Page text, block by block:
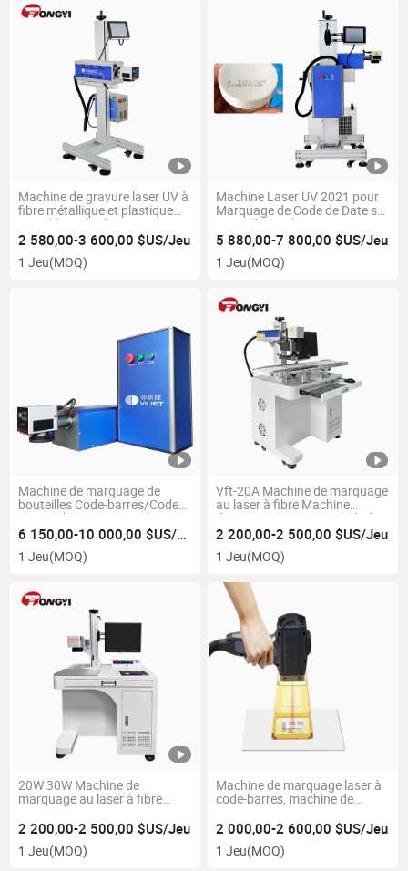
Machine de gravure laser UV à
fibre métallique et plastique
portable intégrée tout-en-un
multifonction CO2 pour le
marquage et l'impression
industriels
2 580,00-3 600,00 $US/Jeu
1 Jeu(MOQ)
Machine Laser UV 2021 pour
Marquage de Code de Date sur
Bouteille en Plastique en Ligne
; Alimentation Boisson
Cosmétiques
5 880,00-7 800,00 $US/Jeu
1 Jeu(MOQ)
Machine de marquage de
bouteilles Code-barres/Code
Dm/Code Qr Machine de
marquage laser ; Alimentation
Boisson Cosmétiques
Pharmaceutiques
6 150,00-10 000,00 $US/Jeu
1 Jeu(MOQ)
Vft-20A Machine de marquage
au laser à fibre Machine
d'impression laser sur métal
Marqueur laser Marquage au
laser sur métal Marqueur laser
2 200,00-2 500,00 $US/Jeu
1 Jeu(MOQ)
20W 30W Machine de
marquage au laser à fibre
laser sur métal Marqueur laser
Marquage au laser sur métal
Marqueur laser
2 200,00-2 500,00 $US/Jeu
1 Jeu(MOQ)
Machine de marquage laser à
code-barres, machine de
laser manuel pour métaux et
outils en métal : Guangzhou
Viijet
2 000,00-2 600,00 $US/Jeu
1 Jeu(MOQ)